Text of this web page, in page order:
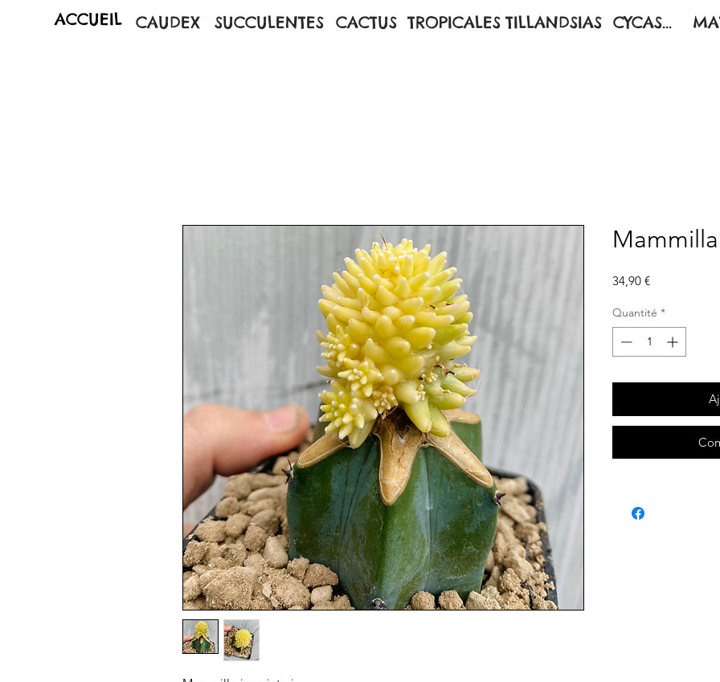
ACCUEIL CAUDEX SUCCULENTES CACTUS TROPICALES TILLANDSIAS CYCAS...
34,90 €Prix
Quantité *